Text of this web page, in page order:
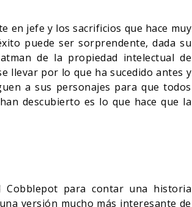
en jefe y los sacrificios que hace muy
puede ser sorprendente, dada su
de la propiedad intelectual de
llevar por lo que ha sucedido antes y
a sus personajes para que todos
descubierto es lo que hace que la
para contar una historia
versión mucho más interesante de